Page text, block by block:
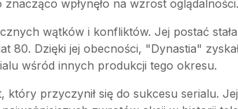
wpłynęło na wzrost oglądalności.
wątków i konfliktów. Jej postać
80. Dzięki jej obecności, "Dynastia"
wśród innych produkcji tego okresu.
przyczynił się do sukcesu serialu.